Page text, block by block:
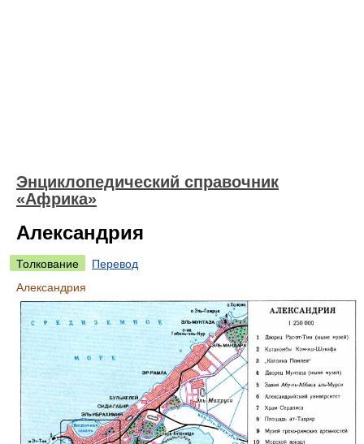
Энциклопедический справочник
«Африка»
Александрия
Толкование
Перевод
Александрия